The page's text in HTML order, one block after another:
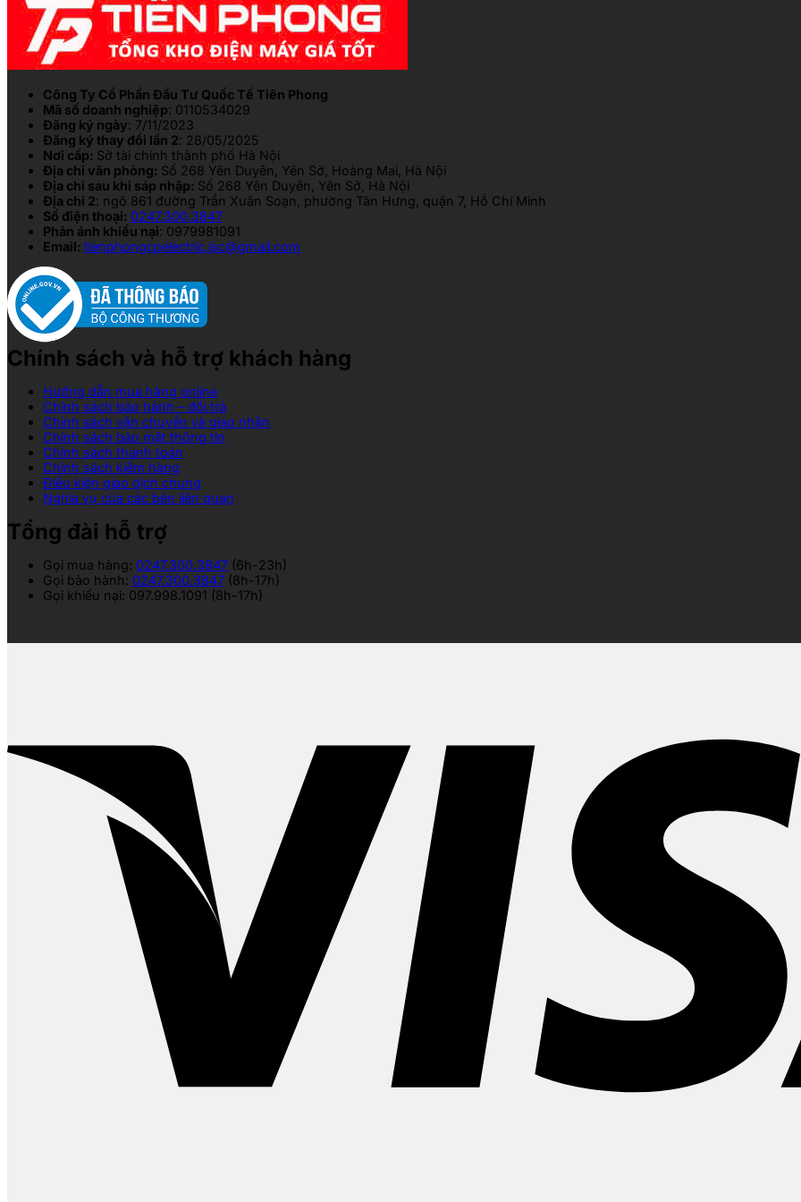
Công Ty Cổ Phần Đầu Tư Quốc Tế Tiên Phong
Mã số doanh nghiệp: 0110534029
Đăng ký ngày: 7/11/2023
Đăng ký thay đổi lần 2: 28/05/2025
Nơi cấp: Sở tài chính thành phố Hà Nội
Địa chỉ văn phòng: Số 268 Yên Duyên, Yên Sở, Hoàng Mai, Hà Nội
Địa chỉ sau khi sáp nhập: Số 268 Yên Duyên, Yên Sở, Hà Nội
Địa chỉ 2: ngõ 861 đường Trần Xuân Soạn, phường Tân Hưng, quận 7, Hồ Chí Minh
Số điện thoại: 0247.300.3847
Phản ánh khiếu nại: 0979981091
Email: tienphongcpelectric.jsc@gmail.com
Chính sách và hỗ trợ khách hàng
Hướng dẫn mua hàng online
Chính sách bảo hành – đổi trả
Chính sách vận chuyển và giao nhận
Chính sách bảo mật thông tin
Chính sách thanh toán
Chính sách kiểm hàng
Điều kiện giao dịch chung
Nghĩa vụ của các bên liên quan
Tổng đài hỗ trợ
Gọi mua hàng: 0247.300.3847 (6h-23h)
Gọi bảo hành: 0247.300.3847 (8h-17h)
Gọi khiếu nại: 097.998.1091 (8h-17h)